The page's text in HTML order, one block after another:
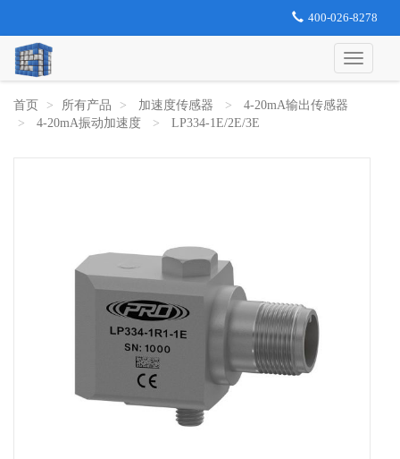
400-026-8278
首页 所有产品 加速度传感器
4-20mA输出传感器
4-20mA振动加速度
LP334-1E/2E/3E